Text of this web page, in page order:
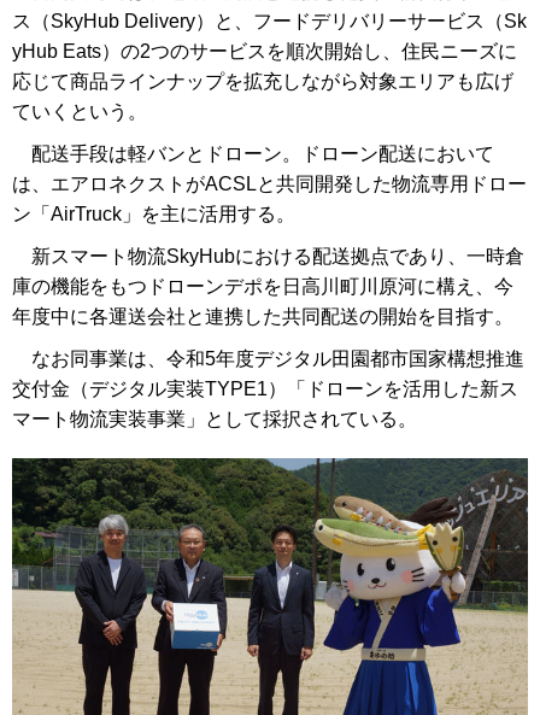
ス（SkyHub Delivery）と、フードデリバリーサービス（Sk
yHub Eats）の2つのサービスを順次開始し、住民ニーズに
応じて商品ラインナップを拡充しながら対象エリアも広げ
ていくという。
配送手段は軽バンとドローン。ドローン配送において
は、エアロネクストがACSLと共同開発した物流専用ドロー
ン「AirTruck」を主に活用する。
新スマート物流SkyHubにおける配送拠点であり、一時倉
庫の機能をもつドローンデポを日高川町川原河に構え、今
年度中に各運送会社と連携した共同配送の開始を目指す。
なお同事業は、令和5年度デジタル田園都市国家構想推進
交付金（デジタル実装TYPE1）「ドローンを活用した新ス
マート物流実装事業」として採択されている。